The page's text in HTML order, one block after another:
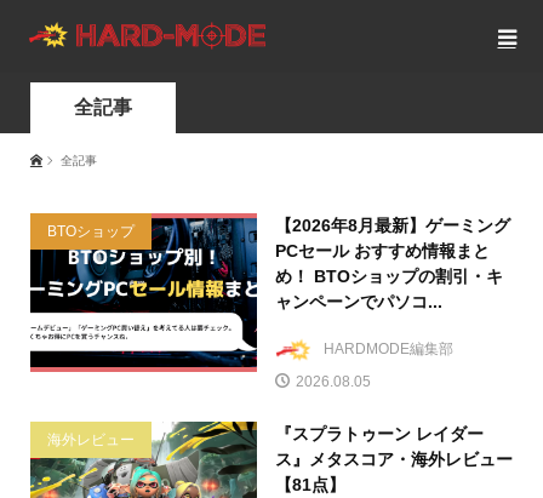
全記事
全記事
BTOショップ
【2026年8月最新】ゲーミング
PCセール おすすめ情報まと
め！ BTOショップの割引・キ
ャンペーンでパソコ...
HARDMODE編集部
2026.08.05
海外レビュー
『スプラトゥーン レイダー
ス』メタスコア・海外レビュー
【81点】